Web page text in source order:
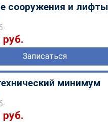
сооружения и лифты
Записаться
минимум